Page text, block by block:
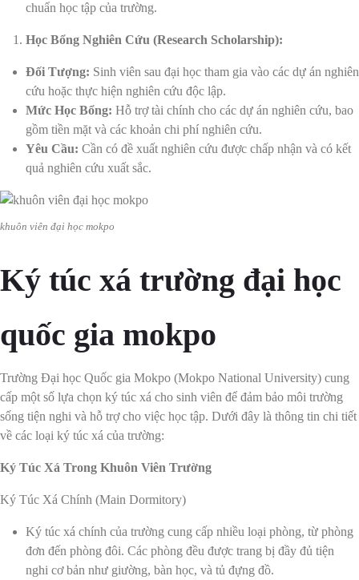
chuẩn học tập của trường.
Học Bổng Nghiên Cứu (Research Scholarship):
Đối Tượng: Sinh viên sau đại học tham gia vào các dự án nghiên
cứu hoặc thực hiện nghiên cứu độc lập.
Mức Học Bổng: Hỗ trợ tài chính cho các dự án nghiên cứu, bao
gồm tiền mặt và các khoản chi phí nghiên cứu.
Yêu Cầu: Cần có đề xuất nghiên cứu được chấp nhận và có kết
quả nghiên cứu xuất sắc.
khuôn viên đại học mokpo
Ký túc xá trường đại học
quốc gia mokpo
Trường Đại học Quốc gia Mokpo (Mokpo National University) cung
cấp một số lựa chọn ký túc xá cho sinh viên để đảm bảo môi trường
sống tiện nghi và hỗ trợ cho việc học tập. Dưới đây là thông tin chi tiết
về các loại ký túc xá của trường:
Ký Túc Xá Trong Khuôn Viên Trường
Ký Túc Xá Chính (Main Dormitory)
Ký túc xá chính của trường cung cấp nhiều loại phòng, từ phòng
đơn đến phòng đôi. Các phòng đều được trang bị đầy đủ tiện
nghi cơ bản như giường, bàn học, và tủ đựng đồ.